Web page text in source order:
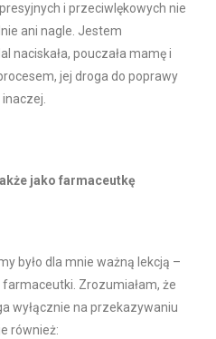
i przeciwlękowych nie
ani nagle. Jestem
naciskała, pouczała mamę i
jej droga do poprawy
inaczej.
jako farmaceutkę
było dla mnie ważną lekcją –
Zrozumiałam, że
wyłącznie na przekazywaniu
również: